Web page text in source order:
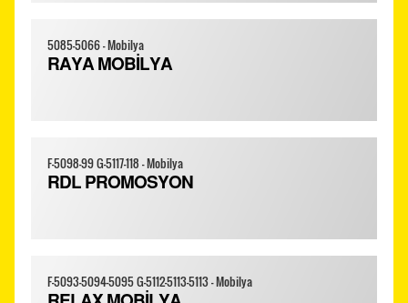
5085-5066 - Mobilya
RAYA MOBİLYA
F-5098-99 G-5117-118 - Mobilya
RDL PROMOSYON
F-5093-5094-5095 G-5112-5113-5113 - Mobilya